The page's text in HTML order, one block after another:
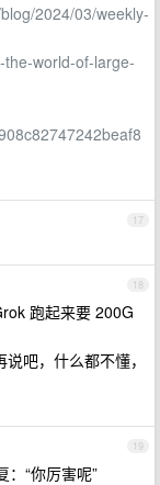
2024/03/weekly-
the-world-of-large-
17
18
跑起来要 200G
吧，什么都不懂，
19
：“你厉害呢”